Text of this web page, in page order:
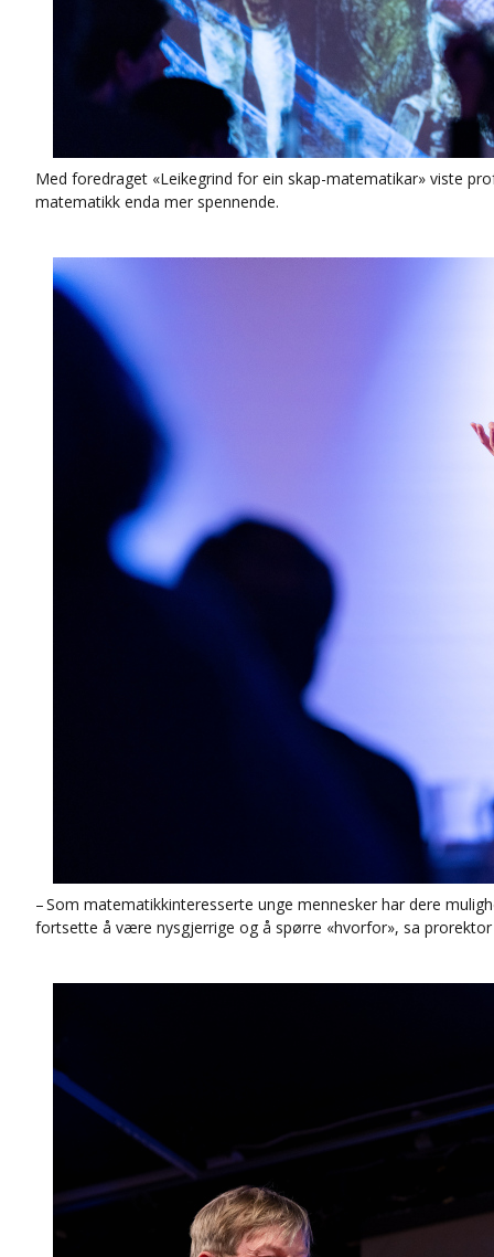
Med foredraget «Leikegrind for ein skap-matematikar» viste
matematikk enda mer spennende.
– Som matematikkinteresserte unge mennesker har dere
fortsette å være nysgjerrige og å spørre «hvorfor», sa